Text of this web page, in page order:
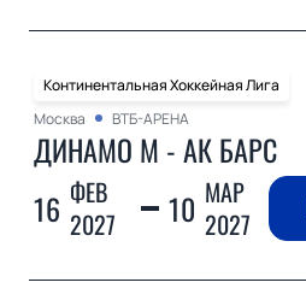
Континентальная Хоккейная Лига
Москва
ВТБ-АРЕНА
ДИНАМО М - АК БАРС
16 ФЕВ
2027
10 МАР
2027